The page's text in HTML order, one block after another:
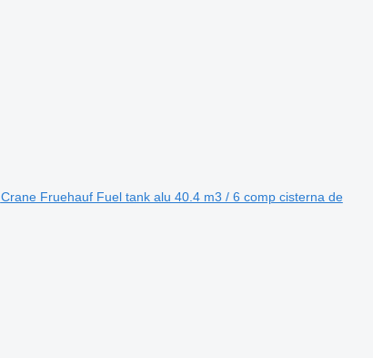
Crane Fruehauf Fuel tank alu 40.4 m3 / 6 comp cisterna de